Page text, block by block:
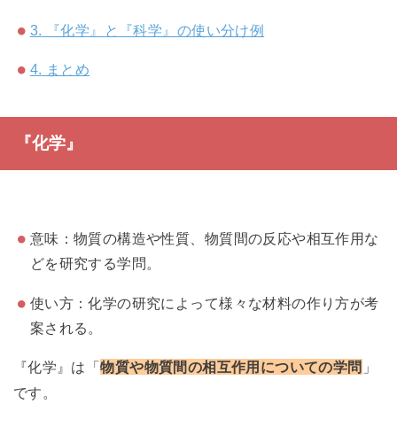
3. 『化学』と『科学』の使い分け例
4. まとめ
『化学』
意味：物質の構造や性質、物質間の反応や相互作用な
どを研究する学問。
使い方：化学の研究によって様々な材料の作り方が考
案される。
『化学』は「物質や物質間の相互作用についての学問 」
です。